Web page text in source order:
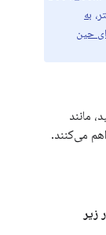
به
حین
مانند
می‌کنند.
زیر